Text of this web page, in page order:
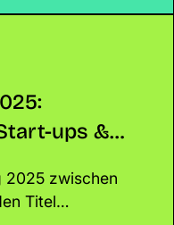
ups &
2025 zwischen
Titel
für Start-